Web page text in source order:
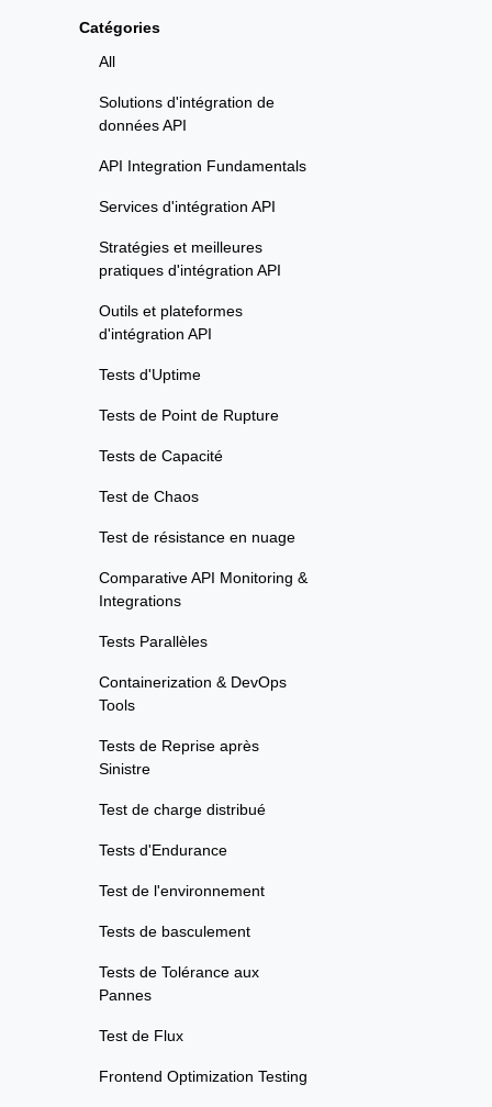
Catégories
All
Solutions d'intégration de
données API
API Integration Fundamentals
Services d'intégration API
Stratégies et meilleures
pratiques d'intégration API
Outils et plateformes
d'intégration API
Tests d'Uptime
Tests de Point de Rupture
Tests de Capacité
Test de Chaos
Test de résistance en nuage
Comparative API Monitoring &
Integrations
Tests Parallèles
Containerization & DevOps
Tools
Tests de Reprise après
Sinistre
Test de charge distribué
Tests d'Endurance
Test de l'environnement
Tests de basculement
Tests de Tolérance aux
Pannes
Test de Flux
Frontend Optimization Testing